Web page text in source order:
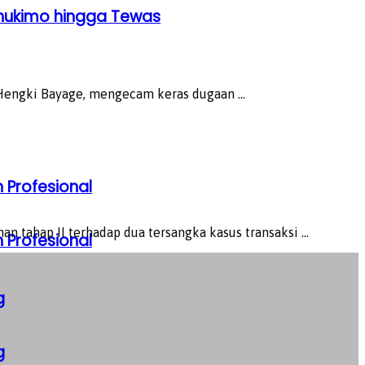
Profesional
Profesional
hingga Tewas
Bayage, mengecam keras dugaan ...
tahap II terhadap dua tersangka kasus transaksi ...